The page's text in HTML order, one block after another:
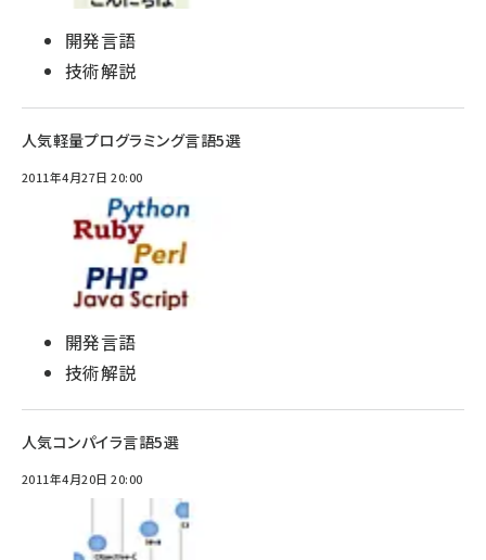
開発言語
技術解説
人気軽量プログラミング言語5選
2011年4月27日 20:00
開発言語
技術解説
人気コンパイラ言語5選
2011年4月20日 20:00